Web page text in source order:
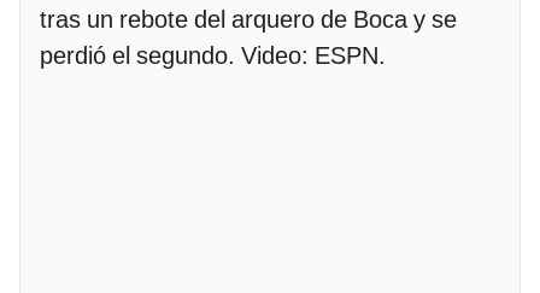
tras un rebote del arquero de Boca y se
perdió el segundo. Video: ESPN.